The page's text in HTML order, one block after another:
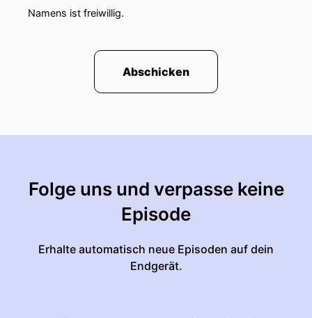
Namens ist freiwillig.
Abschicken
Folge uns und verpasse keine
Episode
Erhalte automatisch neue Episoden auf dein
Endgerät.